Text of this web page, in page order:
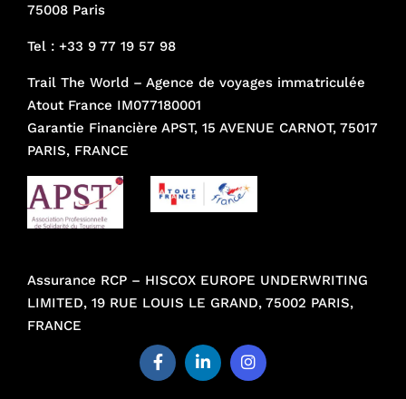
75008 Paris
Tel : +33 9 77 19 57 98
Trail The World – Agence de voyages immatriculée
Atout France IM077180001
Garantie Financière APST, 15 AVENUE CARNOT, 75017
PARIS, FRANCE
Assurance RCP – HISCOX EUROPE UNDERWRITING
LIMITED, 19 RUE LOUIS LE GRAND, 75002 PARIS,
FRANCE